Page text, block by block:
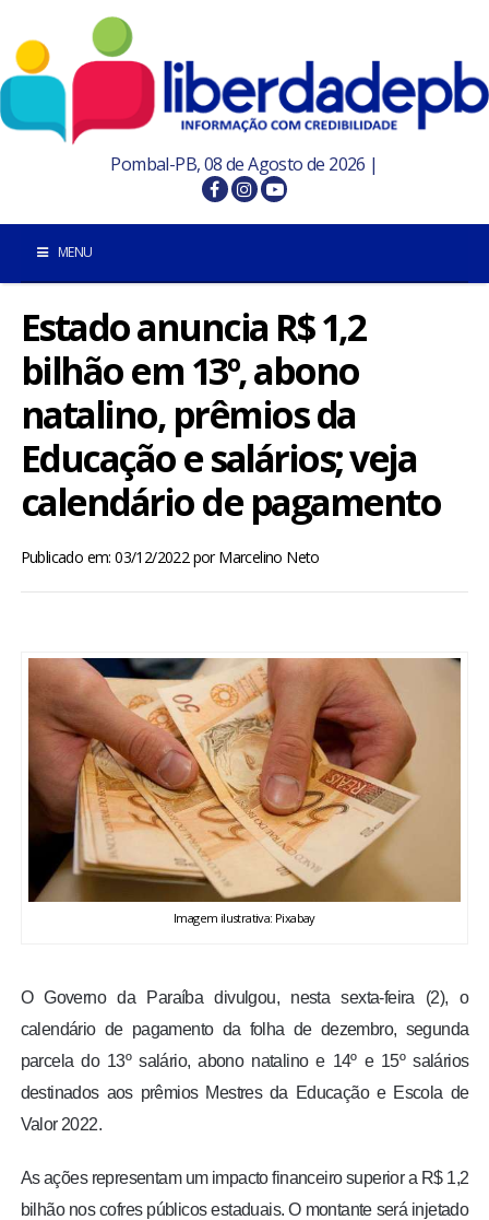
Pombal-PB, 08 de Agosto de 2026 |
MENU
INÍCIO
POMBAL E REGIÃO
BRASIL
MUNDO
ENTRETENIMENTO
ENQUETE
TV LPB
FOTOS
Estado anuncia R$ 1,2
bilhão em 13º, abono
natalino, prêmios da
Educação e salários; veja
calendário de pagamento
Publicado em: 03/12/2022porMarcelino Neto
Imagem ilustrativa: Pixabay
O Governo da Paraíba divulgou, nesta sexta-feira (2), o
calendário de pagamento da folha de dezembro, segunda
parcela do 13º salário, abono natalino e 14º e 15º salários
destinados aos prêmios Mestres da Educação e Escola de
Valor 2022.
As ações representam um impacto financeiro superior a R$ 1,2
bilhão nos cofres públicos estaduais. O montante será injetado